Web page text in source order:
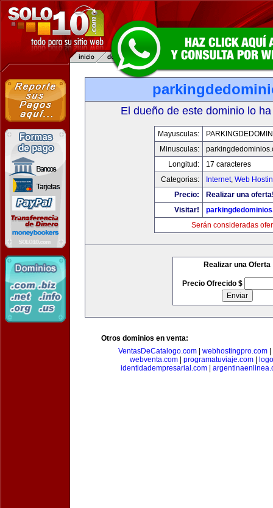
El dueño de este dominio lo
Mayusculas:
Minusculas:
Longitud:
17 caracteres
Categorias:
Internet, Web
Precio:
Realizar una
Visitar!
Serán consideradas
Realizar una Oferta
Precio Ofrecido $
Otros dominios en venta:
VentasDeCatalogo.com| webhostingpro.com|
webventa.com
programatuviaje.com
identidadempresarial.com